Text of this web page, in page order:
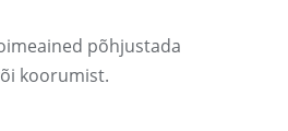
põhjustada
koorumist.